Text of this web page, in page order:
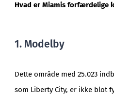
Hvad er Miamis forfærdelige
1. Modelby
Dette område med 25.023
som Liberty City, er ikke blot